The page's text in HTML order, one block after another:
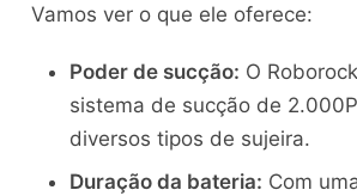
Vamos ver o que ele oferece:
Poder de sucção: O
sistema de sucção de
diversos tipos de sujeira.
Duração da bateria: Com